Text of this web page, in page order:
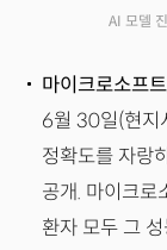
AI 모델
마이크로소프
6월 30일(현지
정확도를 자랑
공개. 마이크로
환자 모두 그